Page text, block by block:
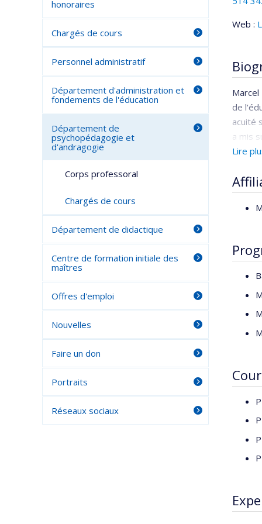
Web :
de
acuité
a mis
des
des
à la
Lire
honoraires
Chargés de cours
Personnel administratif
Département d'administration et
fondements de l'éducation
Département de
psychopédagogie et
d'andragogie
Corps professoral
Chargés de cours
Département de didactique
Centre de formation initiale des
maîtres
Offres d'emploi
Nouvelles
Faire un don
Portraits
Réseaux sociaux